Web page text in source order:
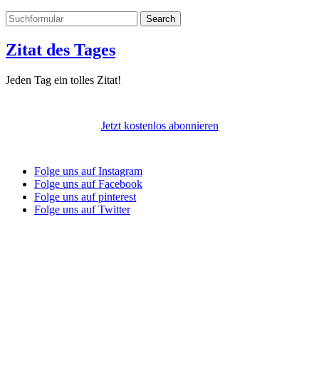
Search
Zitat des Tages
Jeden Tag ein tolles Zitat!
Jetzt kostenlos abonnieren
Folge uns auf Instagram
Folge uns auf Facebook
Folge uns auf pinterest
Folge uns auf Twitter